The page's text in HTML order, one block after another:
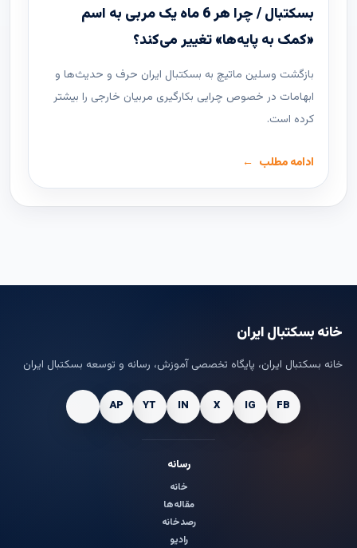
بسکتبال / چرا هر 6 ماه یک مربی به اسم
«کمک به پایه‌ها» تغییر می‌کند؟
بازگشت وسلین ماتیچ به بسکتبال ایران حرف و حدیث‌ها و
ابهامات در خصوص چرایی بکارگیری مربیان خارجی را بیشتر
کرده است.
ادامه مطلب
خانه بسکتبال ایران
خانه بسکتبال ایران، پایگاه تخصصی آموزش، رسانه و توسعه بسکتبال ایران
رسانه
خانه
مقاله‌ها
رصدخانه
رادیو